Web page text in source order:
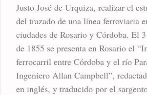
Justo José de Urquiza, realizar el
del trazado de una línea ferroviaria
ciudades de Rosario y Córdoba. El
de 1855 se presenta en Rosario el
ferrocarril entre Córdoba y el río
Ingeniero Allan Campbell”,
en inglés, y traducido por el